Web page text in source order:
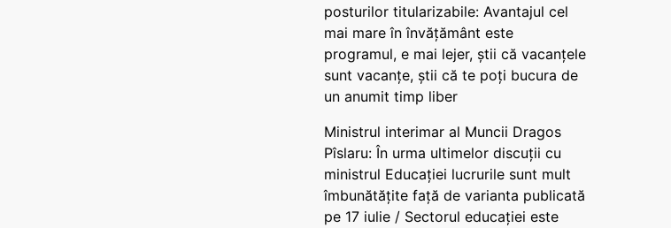
posturilor titularizabile: Avantajul cel
mai mare în învățământ este
programul, e mai lejer, știi că vacanțele
sunt vacanţe, știi că te poți bucura de
un anumit timp liber
Ministrul interimar al Muncii Dragos
Pîslaru: În urma ultimelor discuții cu
ministrul Educației lucrurile sunt mult
îmbunătățite față de varianta publicată
pe 17 iulie / Sectorul educației este